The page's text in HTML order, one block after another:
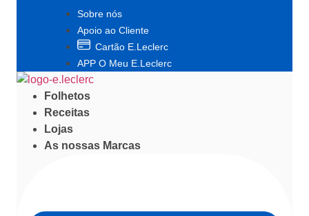
Sobre nós
Apoio ao Cliente
Cartão E.Leclerc
APP O Meu E.Leclerc
Folhetos
Receitas
Lojas
As nossas Marcas